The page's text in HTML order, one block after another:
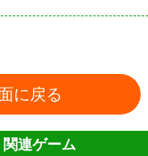
に戻る
関連ゲーム